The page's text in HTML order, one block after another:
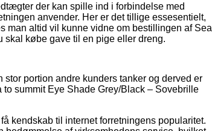
der kan spille ind i forbindelse med
anvender. Her er det tillige essesentielt,
man altid vil kunne vidne om bestillingen af Sea
skal købe gave til en pige eller dreng.
portion andre kunders tanker og derved er
summit Eye Shade Grey/Black – Sovebrille
kendskab til internet forretningens popularitet.